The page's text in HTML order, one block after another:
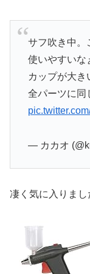
サフ吹き中。
使いやすいな
カップが大き
全パーツに同
— カカオ
凄く気に入りまし